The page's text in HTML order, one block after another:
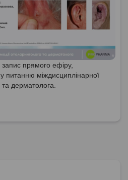
прямого ефіру,
питанню міждисциплінарної
та дерматолога.